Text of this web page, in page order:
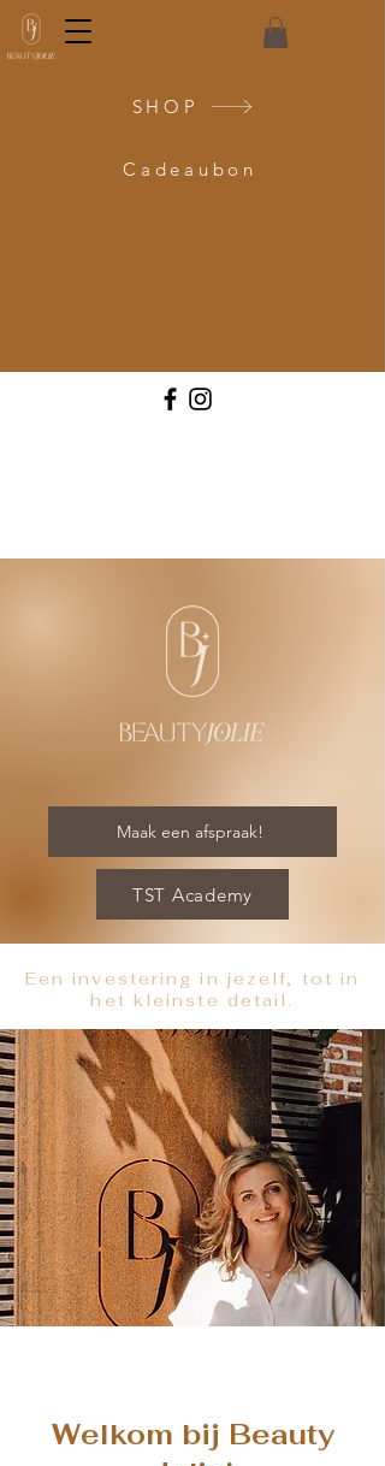
SHOP
Cadeaubon
Maak een afspraak!
TST Academy
Een investering in jezelf, tot in
het kleinste detail.
Welkom bij Beauty